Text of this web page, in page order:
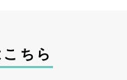
ちら